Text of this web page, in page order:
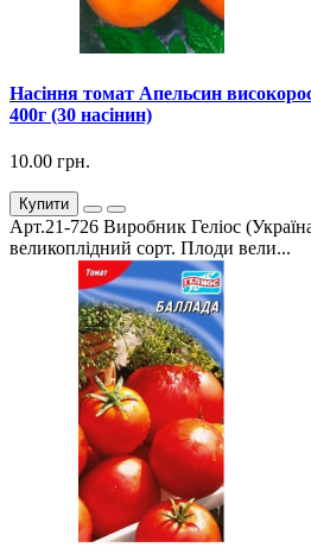
Насіння томат Апельсин
400г (30 насінин)
10.00 грн.
Купити
Арт.21-726 Виробник Геліос
великоплідний сорт. Плоди вели...